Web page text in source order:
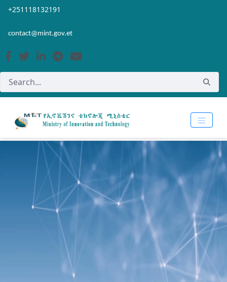
Skip to Main Content
Open Accessibility Menu
+251118132191
contact@mint.gov.et